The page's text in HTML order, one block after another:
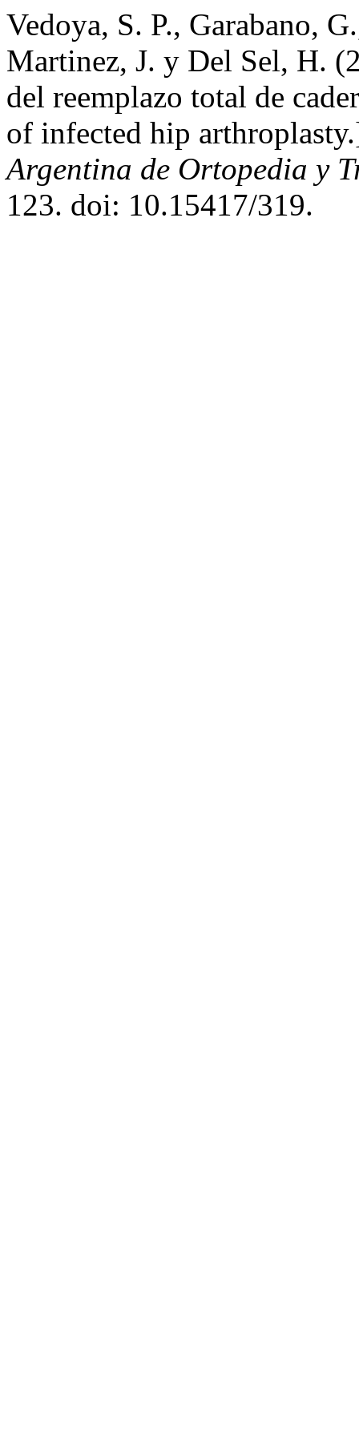
Vedoya, S. P., Garabano,
Martinez, J. y Del Sel, H.
del reemplazo total de
of infected hip
Argentina de Ortopedia y
123. doi: 10.15417/319.